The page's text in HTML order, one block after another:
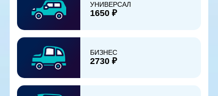
УНИВЕРСАЛ
1650 ₽
БИЗНЕС
2730 ₽